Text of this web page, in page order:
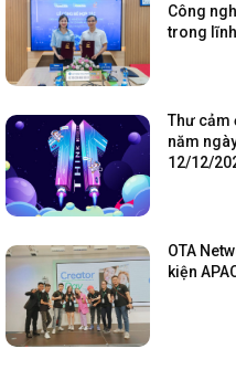
Công
trong
Thư cảm
năm
12/12/
OTA
kiện